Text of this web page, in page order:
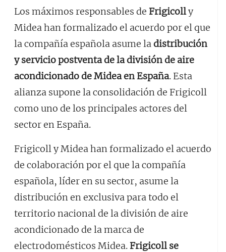
Los máximos responsables de Frigicolly
Midea han formalizado el acuerdo por el que
la compañía española asume ladistribución
y servicio postventa de la división de aire
acondicionado de Midea en España. Esta
alianza supone la consolidación de Frigicoll
como uno de los principales actores del
sector en España.
Frigicoll y Midea han formalizado el acuerdo
de colaboración por el que la compañía
española, líder en su sector, asume la
distribución en exclusiva para todo el
territorio nacional de la división de aire
acondicionado de la marca de
electrodomésticos Midea.Frigicoll se